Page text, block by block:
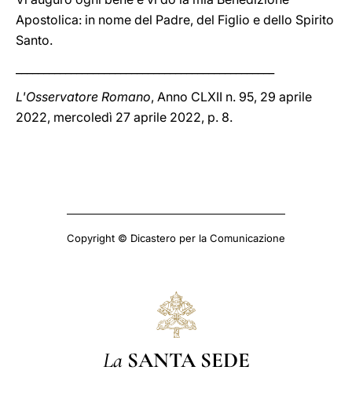
Apostolica: in nome del Padre, del Figlio e dello Spirito
Santo.
L'Osservatore Romano, Anno CLXII n. 95, 29 aprile
2022, mercoledì 27 aprile 2022, p. 8.
Copyright © Dicastero per la Comunicazione
La SANTA SEDE